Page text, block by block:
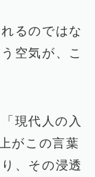
るのではな
空気が、こ
現代人の入
がこの言葉
、その浸透